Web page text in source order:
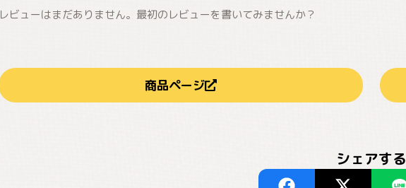
レビューはまだありません。最初のレビューを書いてみませんか？
商品ページ
シェアする